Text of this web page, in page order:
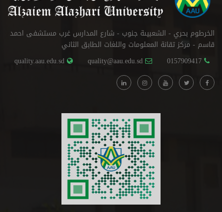
الخرطوم بحري - الشعبيىة جنوب - شارع المدارس غرب مستشفى احمد
قاسم - مركز تقانة المعلومات واللغات الطابق الثاني
0157909417
quality@aau.edu.sd
quality.aau.edu.sd